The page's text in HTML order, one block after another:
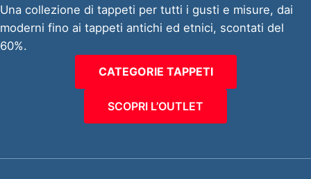
Una collezione di tappeti per tutti i gusti e misure, dai
moderni fino ai tappeti antichi ed etnici, scontati del
60%.
CATEGORIE TAPPETI
SCOPRI L’OUTLET